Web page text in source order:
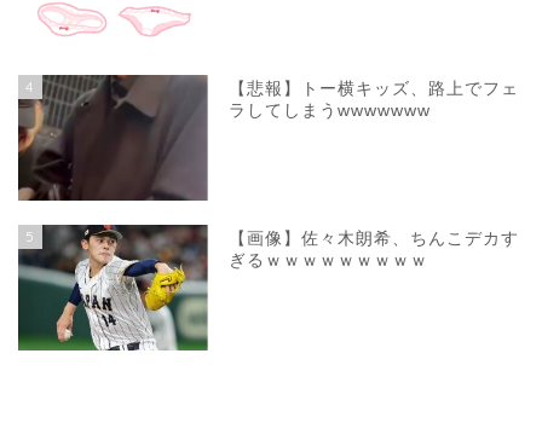
4
【悲報】トー横キッズ、路上でフェ
ラしてしまうwwwwwww
5
【画像】佐々木朗希、ちんこデカす
ぎるｗｗｗｗｗｗｗｗｗ